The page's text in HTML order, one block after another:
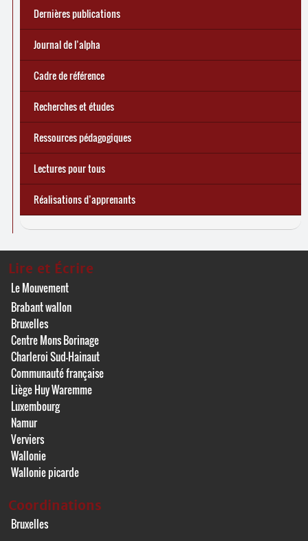
Dernières publications
Réforme des allocations de chômage : premiers bilans
d’une exclusion annoncée
🎬 L’alpha populaire : c’est quoi ?
Statistiques 2025 sur les apprenant
Journal de l’alpha 241 (2
écrire demain
... Tous les articles
Journal de l’alpha
Cadre de référence
Recherches et études
Ressources pédagogiques
Lectures pour tous
Réalisations d’apprenants
Lire et Écrire
Le Mouvement
Brabant wallon
Bruxelles
Centre Mons Borinage
Charleroi Sud-Hainaut
Communauté française
Liège Huy Waremme
Luxembourg
Namur
Verviers
Wallonie
Wallonie picarde
Coordinations
Bruxelles